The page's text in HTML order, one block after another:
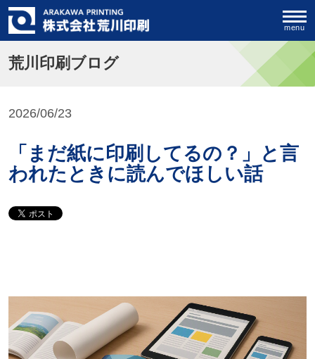
menu
荒川印刷ブログ
2026/06/23
「まだ紙に印刷してるの？」と言
われたときに読んでほしい話